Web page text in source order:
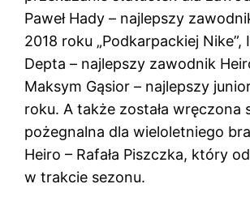
Paweł Hady – najlepszy
2018 roku „Podkarpackiej Nike”,
Depta – najlepszy zawodnik
Maksym Gąsior – najlepszy
roku. A także została wręczona
pożegnalna dla wieloletniego
Heiro – Rafała Piszczka, który
w trakcie sezonu.